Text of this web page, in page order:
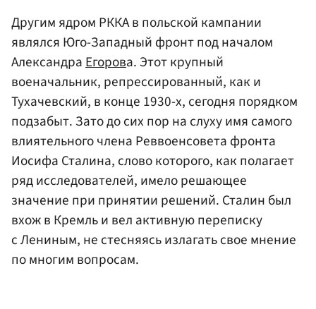
Другим ядром РККА в польской кампании
являлся Юго-Западный фронт под началом
Александра Егорова. Этот крупный
военачальник, репрессированный, как и
Тухачевский, в конце 1930-х, сегодня порядком
подзабыт. Зато до сих пор на слуху имя самого
влиятельного члена Реввоенсовета фронта
Иосифа Сталина, слово которого, как полагает
ряд исследователей, имело решающее
значение при принятии решений. Сталин был
вхож в Кремль и вел активную переписку
с Лениным, не стесняясь излагать свое мнение
по многим вопросам.